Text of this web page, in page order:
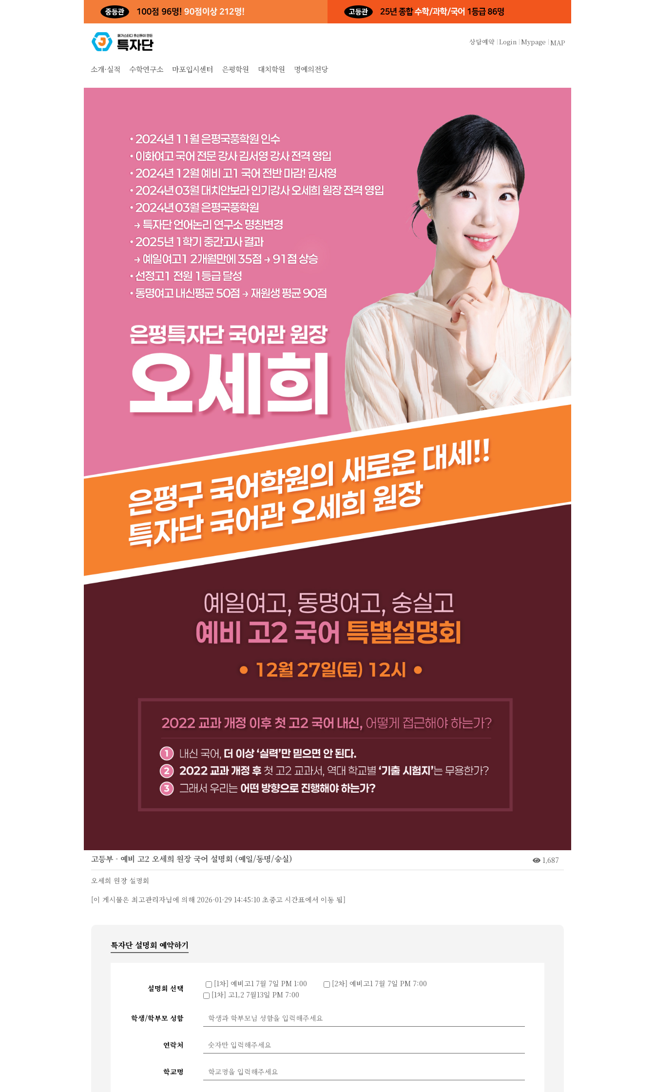
상담예약 Login Mypage MAP
소개·실적 수학연구소 마포입시센터 은평학원 대치학원 명예의전당
고등부 - 예비 고2 오세희 원장 국어 설명회 (예일/동명/숭실) 1,687
오세희 원장 설명회
[이 게시물은 최고관리자님에 의해 2026-01-29 14:45:10 초중고 시간표에서 이동 됨]
특자단 설명회 예약하기
설명회 선택
[1차] 예비고1 7월 7일 PM 1:00
[2차] 예비고1 7월 7일 PM 7:00
[1차] 고1,2 7월13일 PM 7:00
학생/학부모 성함
연락처
학교명